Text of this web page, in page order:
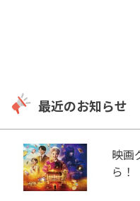
最近のお知らせ
映画
ら！